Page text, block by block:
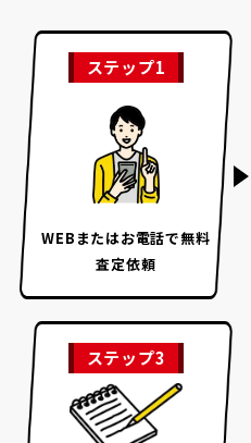
ステップ1
WEBまたはお電話で無料
査定依頼
ステップ3